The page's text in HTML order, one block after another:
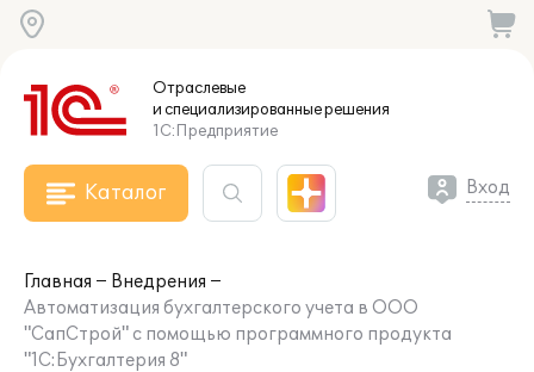
Отраслевые
и специализированныерешения
1С:Предприятие
Каталог Вход
Главная
Внедрения
Автоматизация бухгалтерского учета в ООО
"СапСтрой" с помощью программного продукта
"1С:Бухгалтерия 8"